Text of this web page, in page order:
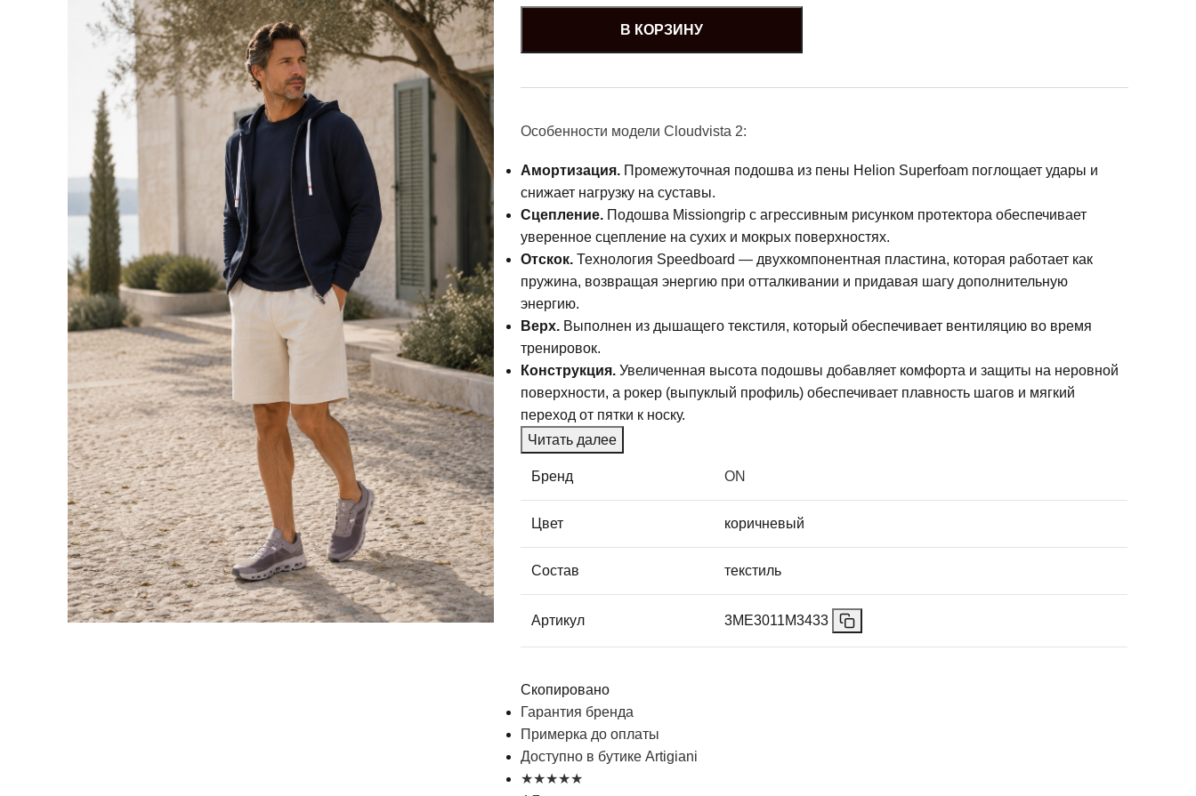
Особенности модели Cloudvista 2:
Амортизация. Промежуточная подошва из пены Helion Superfoam поглощает удары и
снижает нагрузку на суставы.
Сцепление. Подошва Missiongrip с агрессивным рисунком протектора обеспечивает
уверенное сцепление на сухих и мокрых поверхностях.
Отскок. Технология Speedboard — двухкомпонентная пластина, которая работает как
пружина, возвращая энергию при отталкивании и придавая шагу дополнительную
энергию.
Верх. Выполнен из дышащего текстиля, который обеспечивает вентиляцию во время
тренировок.
Конструкция. Увеличенная высота подошвы добавляет комфорта и защиты на неровной
поверхности, а рокер (выпуклый профиль) обеспечивает плавность шагов и мягкий
переход от пятки к носку.
Читать далее
Бренд ON
Цвет коричневый
Состав текстиль
Артикул 3ME3011M3433
Скопировано
Гарантия бренда
Примерка до оплаты
Доступно в бутике Artigiani
★★★★★
В КОРЗИНУ